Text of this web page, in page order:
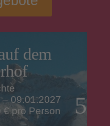
dem
– 09.01.2027
€ pro Person